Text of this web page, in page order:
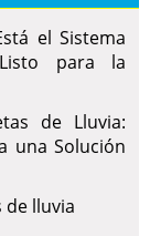
el Sistema
para la
de Lluvia:
una Solución
de lluvia